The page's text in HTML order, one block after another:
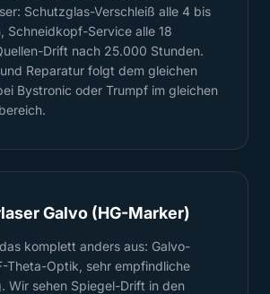
Schutzglas-Verschleiß alle 4 bis
Schneidkopf-Service alle 18
Drift nach 25.000 Stunden.
Reparatur folgt dem gleichen
Bystronic oder Trumpf im gleichen
Galvo (HG-Marker)
komplett anders aus: Galvo-
Theta-Optik, sehr empfindliche
Wir sehen Spiegel-Drift in den